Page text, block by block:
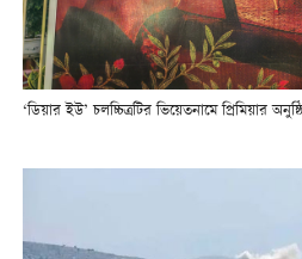
‘ডিয়ার ইউ’ চলচ্চিত্রটির ভিয়েতনামে প্রিমিয়ার